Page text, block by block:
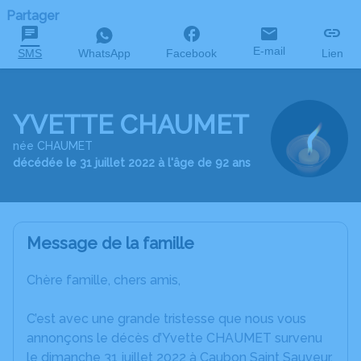
Partager
SMS WhatsApp Facebook E-mail Lien
YVETTE CHAUMET
née CHAUMET
décédée le 31 juillet 2022 à l'âge de 92 ans
Message de la famille
Chère famille, chers amis,
C’est avec une grande tristesse que nous vous
annonçons le décès d’Yvette CHAUMET survenu
le dimanche 31 juillet 2022 à Caubon Saint Sauveur.